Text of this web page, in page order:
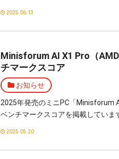
2025.06.13
Minisforum AI X1 Pro（
チマークスコア
お知らせ
2025年発売のミニPC「Minisforum
ベンチマークスコアを掲載していま
2025.05.20